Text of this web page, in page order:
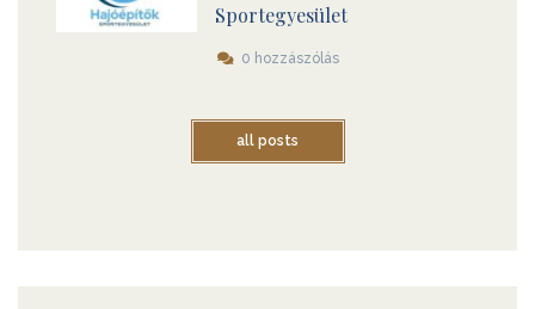
Sportegyesület
0 hozzászólás
all posts